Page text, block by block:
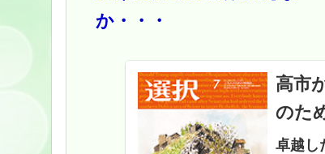
か・・・
高市
のた
卓越し